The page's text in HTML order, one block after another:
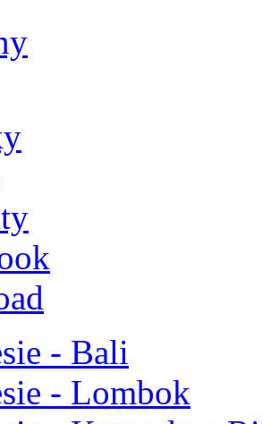
- Bali
- Lombok